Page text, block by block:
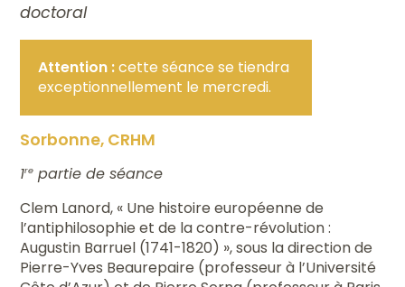
doctoral
Attention :cette séance se tiendra
exceptionnellement le mercredi.
Sorbonne, CRHM
1re partie de séance
Clem Lanord, « Une histoire européenne de
l’antiphilosophie et de la contre-révolution :
Augustin Barruel (1741-1820) », sous la direction de
Pierre-Yves Beaurepaire (professeur à l’Université